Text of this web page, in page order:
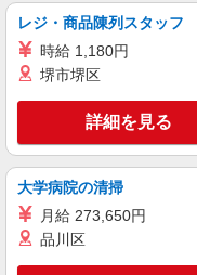
＼グッ
時
千葉
キープ
派遣社員
株式会社kotrio /●CB-H-
向かう
レジ・商品陳列スタッフ
時給 1,180円
堺市堺区
詳細を見る
大学病院の清掃
月給 273,650円
品川区